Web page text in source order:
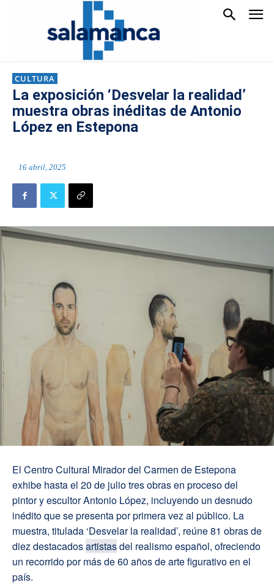
CULTURA
La exposición ‘Desvelar la realidad’
muestra obras inéditas de Antonio
López en Estepona
16 abril, 2025
El Centro Cultural Mirador del Carmen de Estepona
exhibe hasta el 20 de julio tres obras en proceso del
pintor y escultor Antonio López, incluyendo un desnudo
inédito que se presenta por primera vez al público. La
muestra, titulada ‘Desvelar la realidad’, reúne 81 obras de
diez destacadosartistasdel realismo español, ofreciendo
un recorrido por más de 60 años de arte figurativo en el
país.